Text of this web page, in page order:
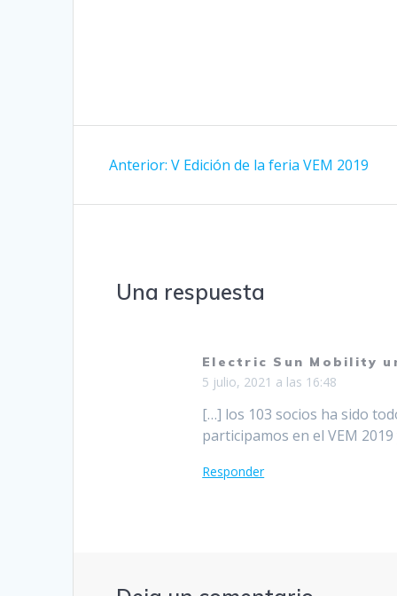
Anterior: Entrada
V Edición de la feria VEM 2019
Una respuesta
Electric Sun Mobility
5 julio, 2021 a las 16:48
[…] los 103 socios ha sido
participamos en el VEM
Responder